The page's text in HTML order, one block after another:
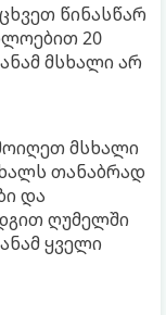
წინასწარ
20
მსხალი არ
მსხალი
თანაბრად
და
ღუმელში
ყველი